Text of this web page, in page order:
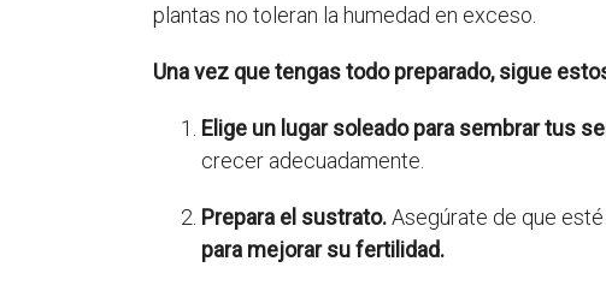
plantas no toleran la humedad en exceso.
Una vez que tengas todo preparado, sigue
Elige un lugar soleado para sembrar tus
crecer adecuadamente.
Prepara el sustrato.Asegúrate de que
para mejorar su fertilidad.